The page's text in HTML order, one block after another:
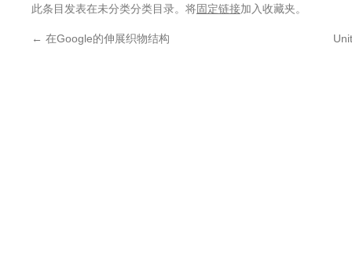
此条目发表在未分类分类目录。将固定链接加入收藏夹。
← 在Google的伸展织物结构